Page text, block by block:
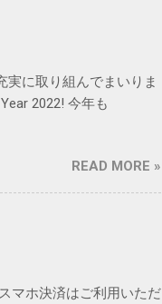
実に取り組んでまいりま
2022! 今年も
READ MORE »
マホ決済はご利用いただ